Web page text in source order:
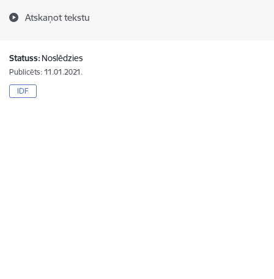
Atskaņot tekstu
Statuss: Noslēdzies
Publicēts: 11.01.2021.
IDF